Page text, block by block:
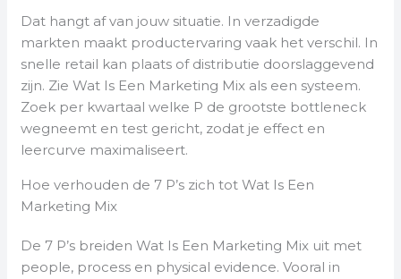
Dat hangt af van jouw situatie. In verzadigde
markten maakt productervaring vaak het verschil. In
snelle retail kan plaats of distributie doorslaggevend
zijn. Zie Wat Is Een Marketing Mix als een systeem.
Zoek per kwartaal welke P de grootste bottleneck
wegneemt en test gericht, zodat je effect en
leercurve maximaliseert.
Hoe verhouden de 7 P’s zich tot Wat Is Een
Marketing Mix
De 7 P’s breiden Wat Is Een Marketing Mix uit met
people, process en physical evidence. Vooral in